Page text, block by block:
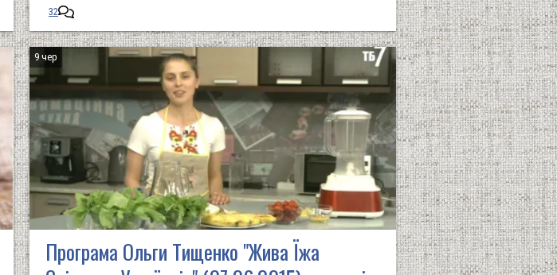
32
9 чер
Програма Ольги Тищенко "Жива Їжа